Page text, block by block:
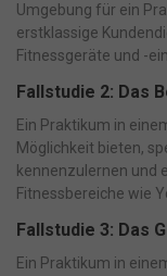
Umgebung für ein
erstklassige
Fitnessgeräte und -
Fallstudie 2: Das
Ein Praktikum in
Möglichkeit bieten,
kennenzulernen und
Fitnessbereiche wie
Fallstudie 3: Das
Ein Praktikum in